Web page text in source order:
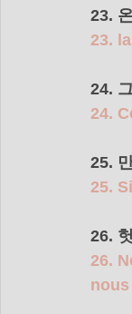
23.
23.
24.
24.
25.
25.
26.
26.